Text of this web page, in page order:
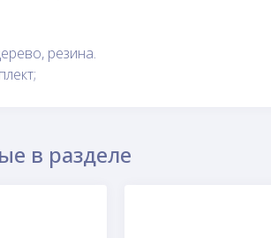
резина.
в разделе